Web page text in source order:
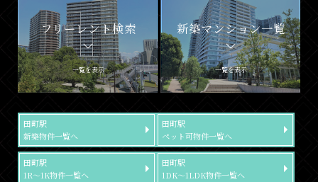
フリーレント検索
一覧を表示
新築マンション一覧
一覧を表示
田町駅
新築物件一覧へ
田町駅
ペット可物件一覧へ
田町駅
1R～1K物件一覧へ
田町駅
1DK～1LDK物件一覧へ